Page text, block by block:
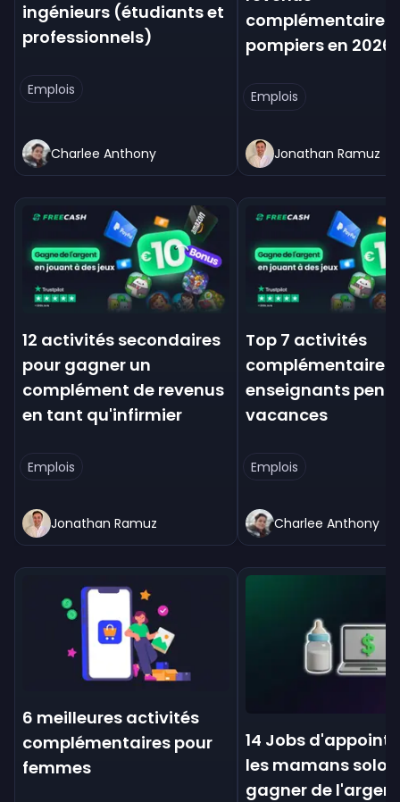
ingénieurs (étudiants et
professionnels)
Emplois
Charlee Anthony
complémentaires
pompiers en 2026
Emplois
Jonathan Ramuz
12 activités secondaires
pour gagner un
complément de revenus
en tant qu'infirmier
Emplois
Jonathan Ramuz
Top 7 activités
complémentaires
enseignants
vacances
Emplois
Charlee Anthony
6 meilleures activités
complémentaires pour
femmes
14 Jobs d'appoint
les mamans
gagner de l'argent